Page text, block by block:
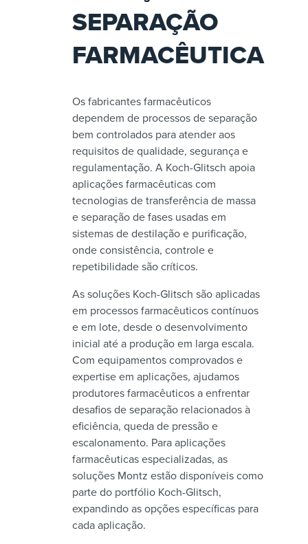
SEPARAÇÃO
FARMACÊUTICA
Os fabricantes farmacêuticos
dependem de processos de separação
bem controlados para atender aos
requisitos de qualidade, segurança e
regulamentação. A Koch-Glitsch apoia
aplicações farmacêuticas com
tecnologias de transferência de massa
e separação de fases usadas em
sistemas de destilação e purificação,
onde consistência, controle e
repetibilidade são críticos.
As soluções Koch-Glitsch são aplicadas
em processos farmacêuticos contínuos
e em lote, desde o desenvolvimento
inicial até a produção em larga escala.
Com equipamentos comprovados e
expertise em aplicações, ajudamos
produtores farmacêuticos a enfrentar
desafios de separação relacionados à
eficiência, queda de pressão e
escalonamento. Para aplicações
farmacêuticas especializadas, as
soluções Montz estão disponíveis como
parte do portfólio Koch-Glitsch,
expandindo as opções específicas para
cada aplicação.